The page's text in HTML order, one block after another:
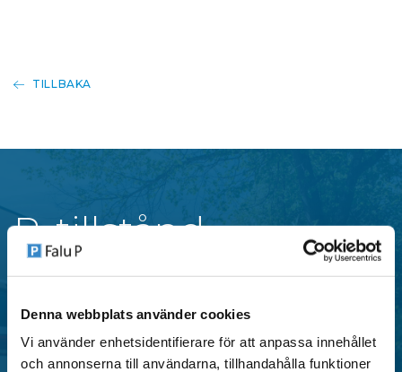
Denna webbplats använder cookies
Vi använder enhetsidentifierare för att anpassa innehållet
och annonserna till användarna, tillhandahålla funktioner
TILLBAKA
P-tillstånd
centrala områden i Falun, anpassade för både
privatpersoner och verksamheter.